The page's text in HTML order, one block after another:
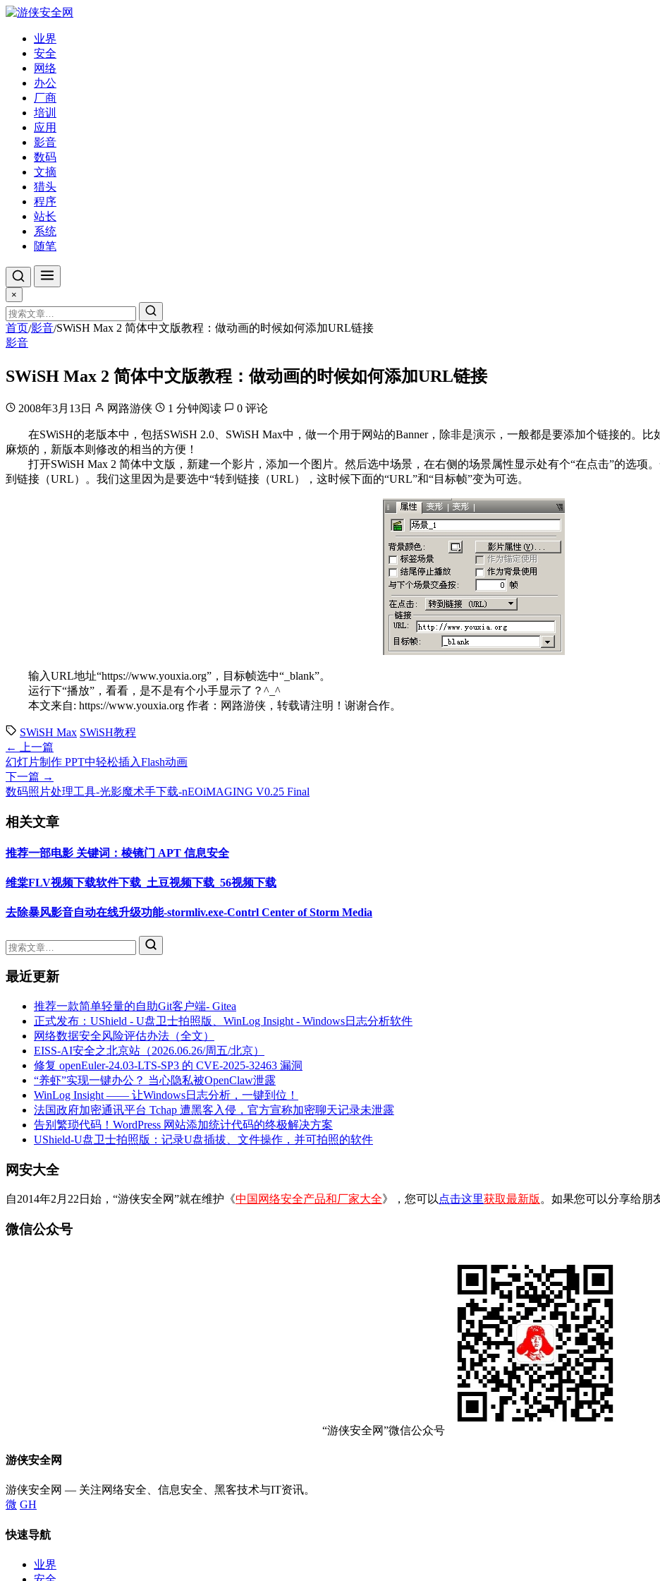
业界
安全
网络
办公
厂商
培训
应用
影音
数码
文摘
猎头
程序
站长
系统
随笔
×
首页/影音/SWiSH Max 2 简体中文版教程：做动画的时候如何添加URL链接
影音
SWiSH Max 2 简体中文版教程：做动画的时候如何添加URL链接
2008年3月13日 网路游侠 1 分钟阅读 0 评论
在SWiSH的老版本中，包括SWiSH 2.0、SWiSH Max中，做一个用于网站的Banner，除非是演示，一般都是要添加个链接的。比
麻烦的，新版本则修改的相当的方便！
打开SWiSH Max 2 简体中文版，新建一个影片，添加一个图片。然后选中场景，在右侧的场景属性显示处有个“在点击”的选项
到链接（URL）。我们这里因为是要选中“转到链接（URL），这时候下面的“URL”和“目标帧”变为可选。
输入URL地址“https://www.youxia.org”，目标帧选中“_blank”。
运行下“播放”，看看，是不是有个小手显示了？^_^
本文来自: https://www.youxia.org 作者：网路游侠，转载请注明！谢谢合作。
SWiSH Max SWiSH教程
← 上一篇
幻灯片制作 PPT中轻松插入Flash动画
下一篇 →
数码照片处理工具-光影魔术手下载-nEOiMAGING V0.25 Final
相关文章
推荐一部电影 关键词：棱镜门 APT 信息安全
维棠FLV视频下载软件下载_土豆视频下载_56视频下载
去除暴风影音自动在线升级功能-stormliv.exe-Contrl Center of Storm Media
最近更新
推荐一款简单轻量的自助Git客户端- Gitea
正式发布：UShield - U盘卫士拍照版、WinLog Insight - Windows日志分析软件
网络数据安全风险评估办法（全文）
EISS-AI安全之北京站（2026.06.26/周五/北京）
修复 openEuler-24.03-LTS-SP3 的 CVE-2025-32463 漏洞
“养虾”实现一键办公？ 当心隐私被OpenClaw泄露
WinLog Insight —— 让Windows日志分析，一键到位！
法国政府加密通讯平台 Tchap 遭黑客入侵，官方宣称加密聊天记录未泄露
告别繁琐代码！WordPress 网站添加统计代码的终极解决方案
UShield-U盘卫士拍照版：记录U盘插拔、文件操作，并可拍照的软件
网安大全
自2014年2月22日始，“游侠安全网”就在维护《中国网络安全产品和厂家大全》，您可以点击这里获取最新版。如果您可以分享给朋
微信公众号
“游侠安全网”微信公众号
游侠安全网
游侠安全网 — 关注网络安全、信息安全、黑客技术与IT资讯。
微 GH
快速导航
业界